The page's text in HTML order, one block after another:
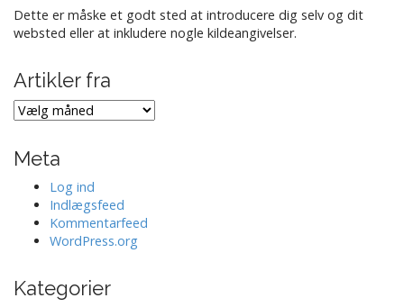
Dette er måske et godt sted at introducere dig selv og dit
websted eller at inkludere nogle kildeangivelser.
Artikler fra
Artikler
fra
Meta
Log ind
Indlægsfeed
Kommentarfeed
WordPress.org
Kategorier